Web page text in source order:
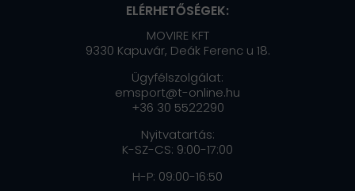
ELÉRHETŐSÉGEK:
MOVIRE KFT
9330 Kapuvár, Deák Ferenc u 18.
Ügyfélszolgálat:
emsport@t-online.hu
+36 30 5522290
Nyitvatartás:
K-SZ-CS: 9:00-17:00
H-P: 09:00-16:50